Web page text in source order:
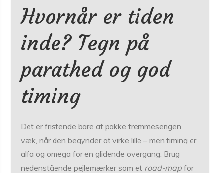
Hvornår er tiden
inde? Tegn på
parathed og god
timing
Det er fristende bare at pakke tremmesengen
væk, når den begynder at virke lille – men timing er
alfa og omega for en glidende overgang. Brug
nedenstående pejlemærker som et road-map for